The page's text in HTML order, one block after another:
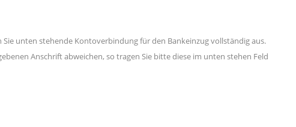
unten stehende Kontoverbindung für den Bankeinzug vollständig aus.
Anschrift abweichen, so tragen Sie bitte diese im unten stehen Feld